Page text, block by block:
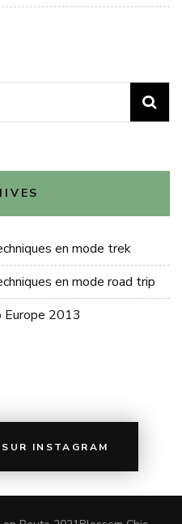
en mode trek
en mode road trip
Europe 2013
INSTAGRAM